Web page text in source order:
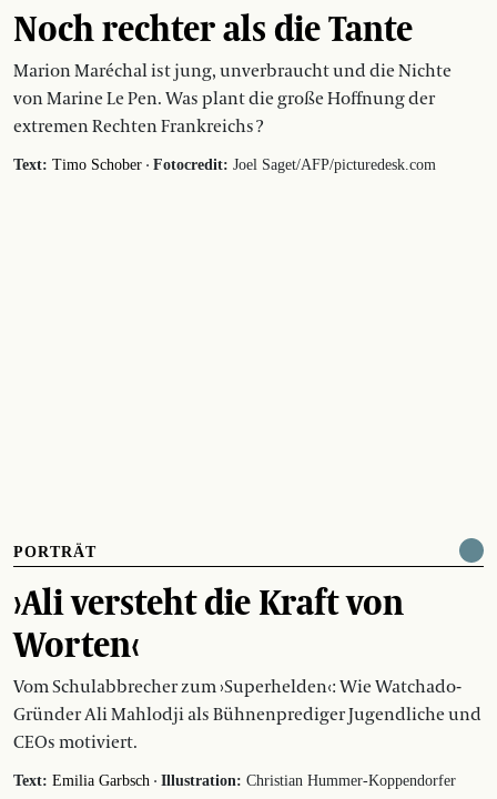
Noch rechter als die Tante
Marion Maréchal ist jung, unverbraucht und die Nichte
von Marine Le Pen. Was plant die große Hoffnung der
extremen Rechten Frankreichs ?
Text: Timo Schober · Fotocredit: Joel Saget/AFP/picturedesk.com
PORTRÄT
›Ali versteht die Kraft von
Worten‹
Vom Schulabbrecher zum ›Superhelden‹: Wie Watchado-
Gründer Ali Mahlodji als Bühnenprediger Jugendliche und
CEOs motiviert.
Text: Emilia Garbsch · Illustration: Christian Hummer-Koppendorfer